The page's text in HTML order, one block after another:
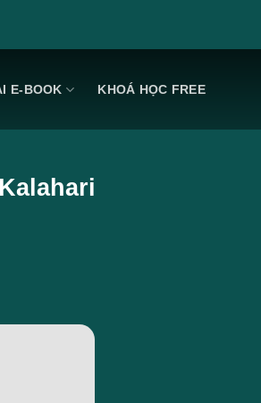
E-BOOK KHOÁ HỌC FREE